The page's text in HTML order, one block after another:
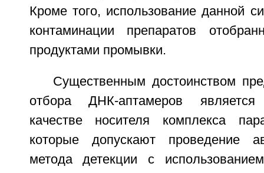
Кроме того, использование данной
контаминации препаратов
продуктами промывки.
Существенным достоинством
отбора ДНК-аптамеров
качестве носителя комплекса
которые допускают проведение
метода детекции с